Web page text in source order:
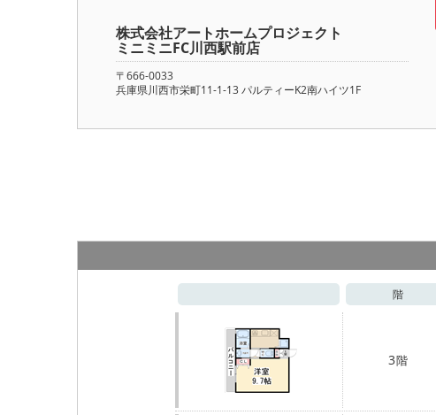
株式会社アートホームプロジェクト
ミニミニFC川西駅前店
〒666-0033
兵庫県川西市栄町11-1-13 パルティーK2南ハイツ1F
階
3階